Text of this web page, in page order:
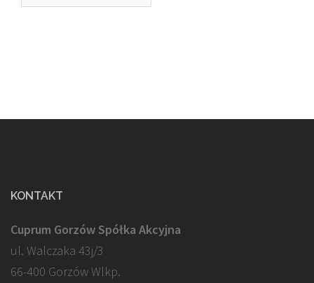
KONTAKT
Cuprum Gorzów Spółka Akcyjna
ul. Walczaka 43j/3
66-400 Gorzów Wlkp.